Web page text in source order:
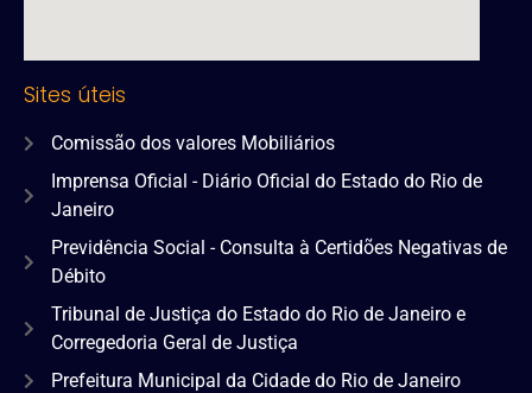
Sites úteis
Comissão dos valores Mobiliários
Imprensa Oficial - Diário Oficial do Estado do Rio de
Janeiro
Previdência Social - Consulta à Certidões Negativas de
Débito
Tribunal de Justiça do Estado do Rio de Janeiro e
Corregedoria Geral de Justiça
Prefeitura Municipal da Cidade do Rio de Janeiro